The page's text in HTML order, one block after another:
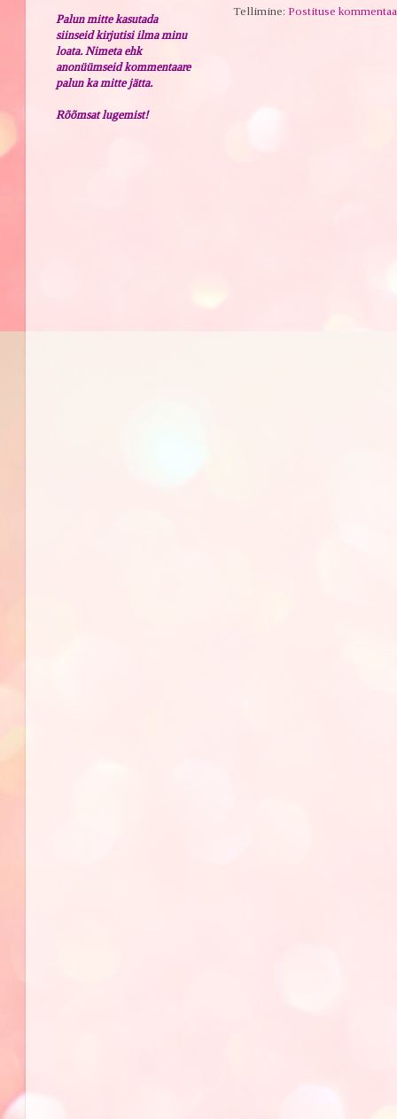
Tellimine:Postituse
Palun mitte kasutada
siinseid kirjutisi ilma minu
loata. Nimeta ehk
anonüümseid kommentaare
palun ka mitte jätta.
Rõõmsat lugemist!